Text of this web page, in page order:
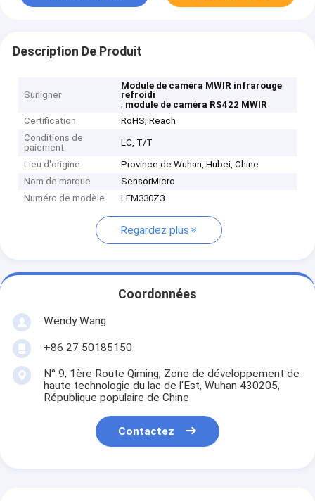
Description De Produit
Surligner
Module de caméra MWIR infrarouge
refroidi
, module de caméra RS422 MWIR
Certification
RoHS; Reach
Conditions de
paiement
LC, T/T
Lieu d'origine
Province de Wuhan, Hubei, Chine
Nom de marque
SensorMicro
Numéro de modèle
LFM330Z3
Regardez plus
Coordonnées
Wendy Wang
+86 27 50185150
N° 9, 1ère Route Qiming, Zone de développement de
haute technologie du lac de l'Est, Wuhan 430205,
République populaire de Chine
Contactez